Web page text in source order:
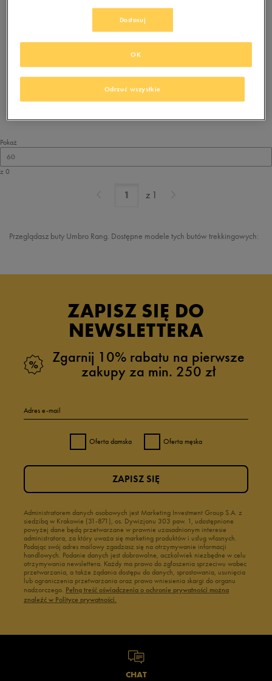
Brak produktów do wyświetlenia
usuń wybrane filtry
Pokaż
60
z 0
z 1
Przeglądasz buty Umbro Rang. Dostępne modele tych butów trekkingowych:
ZAPISZ SIĘ DO
NEWSLETTERA
Zgarnij 10% rabatu na pierwsze
zakupy za min. 250 zł
Adres e-mail
Oferta damska Oferta męska
Administratorem danych osobowych jest Marketing Investment Group S.A. z
siedzibą w Krakowie (31-871), os. Dywizjonu 303 paw. 1, udostępnione
powyżej dane będą przetwarzane w prawnie uzasadnionym interesie
administratora, za który uważa się marketing produktów i usług własnych.
Podając swój adres mailowy zgadzasz się na otrzymywanie informacji
handlowych. Podanie danych jest dobrowolne, aczkolwiek niezbędne w celu
otrzymywania newslettera. Każdy ma prawo do zgłoszenia sprzeciwu wobec
przetwarzania, a także żądania dostępu do danych, sprostowania, usunięcia
lub ograniczenia przetwarzania oraz prawo wniesienia skargi do organu
nadzorczego. Pełną treść oświadczenia o ochronie prywatności można
znaleźć w Polityce prywatności.
ZAPISZ SIĘ
CHAT
Dostosuj
Odrzuć wszystkie
OK